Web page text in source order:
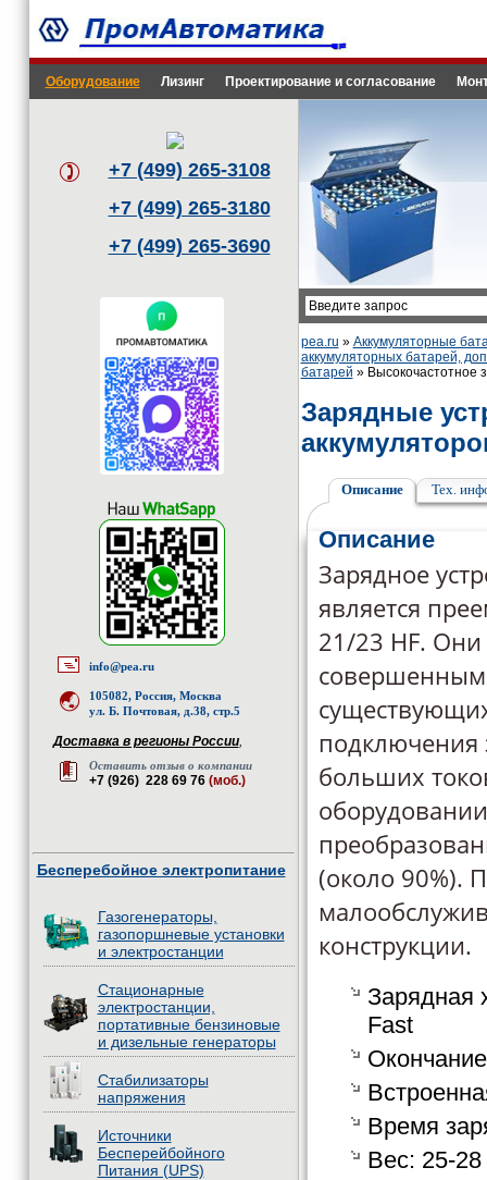
Оборудование Лизинг Проектирование и согласование
+7 (499) 265-3108
+7 (499) 265-3180
+7 (499) 265-3690
info@pea.ru
105082, Россия, Москва
ул. Б. Почтовая, д.38, стр.5
Доставка в регионы России,
Оставить отзыв о компании
+7 (926) 228 69 76 (моб.)
Бесперебойное электропитание
Газогенераторы,
газопоршневые установки
и электростанции
Стационарные
электростанции,
портативные бензиновые
и дизельные генераторы
Стабилизаторы
напряжения
Источники
Бесперейбойного
Питания (UPS)
pea.ru » Аккумуляторные
аккумуляторных батарей,
батарей » Высокочастотное
Зарядные
Описание Тех.
Описание
Зарядное
является
21/23 HF.
подключения
больших
(около 90%).
конструкции.
Зарядная
Fast
Время
Вес: 25-28